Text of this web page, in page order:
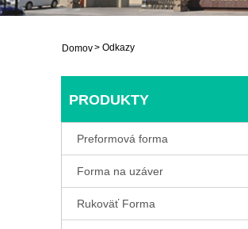
Domov> Odkazy
PRODUKTY
Preformová forma
Forma na uzáver
Rukoväť Forma